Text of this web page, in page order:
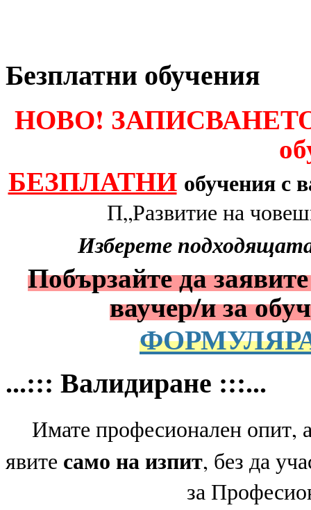
Безплатни обучения
НОВО! ЗАПИСВАНЕТО
БЕЗПЛАТНИ обучения с
П„Развитие на
Изберете
Побързайте да
ваучер/и за
...::: Валидиране :::...
Имате професионален опит,
явите само на изпит, без да
за